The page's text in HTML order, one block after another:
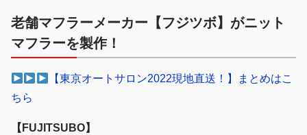
老舗マフラーメーカー【フジツボ】がニット
マフラーを製作！
【東京オートサロン2022現地直送！】まとめはこ
ちら
【FUJITSUBO】